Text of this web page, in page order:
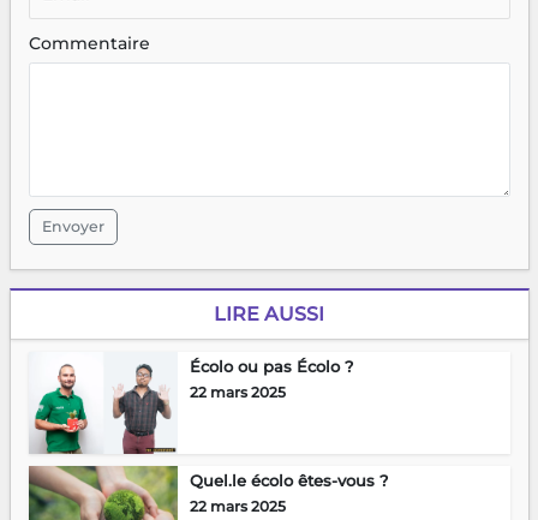
Commentaire
Envoyer
LIRE AUSSI
Écolo ou pas Écolo ?
22 mars 2025
Quel.le écolo êtes-vous ?
22 mars 2025